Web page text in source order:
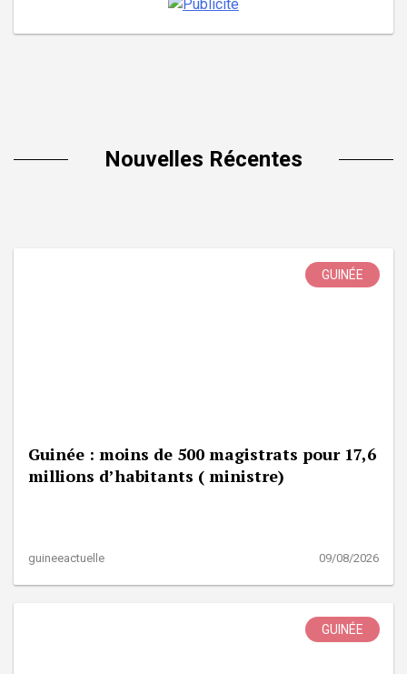
Nouvelles Récentes
GUINÉE
Guinée : moins de 500 magistrats pour 17,6
millions d’habitants ( ministre)
guineeactuelle 09/08/2026
GUINÉE